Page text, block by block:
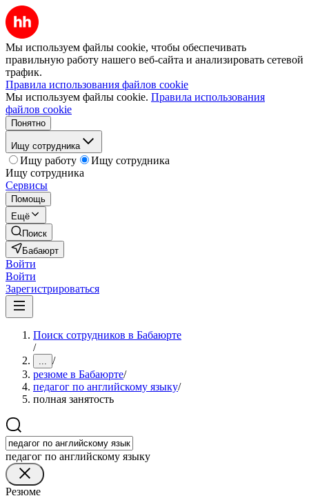
Мы используем файлы cookie, чтобы обеспечивать
правильную работу нашего веб-сайта и анализировать сетевой
трафик.
Правила использования файлов cookie
Мы используем файлы cookie. Правила использования
файлов cookie
Понятно
Ищу сотрудника
Ищу работу
Ищу сотрудника
Ищу сотрудника
Сервисы
Помощь
Ещё
Поиск
Бабаюрт
Войти
Войти
Зарегистрироваться
Поиск сотрудников в Бабаюрте
/
... /
резюме в Бабаюрте/
педагог по английскому языку/
полная занятость
педагог по английскому языку
Резюме